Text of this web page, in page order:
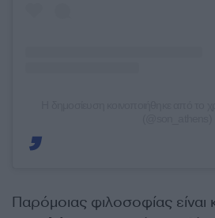
Παρόμοιας φιλοσοφίας είναι